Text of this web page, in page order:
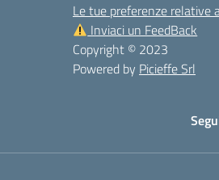
Le tue preferenze relative
Inviaci un FeedBack
Copyright © 2023
Powered by Picieffe Srl